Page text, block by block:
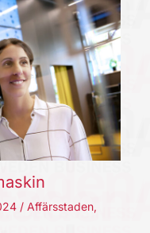
/ Affärsstaden,